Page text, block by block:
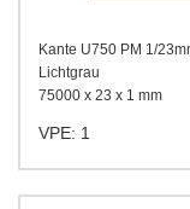
Kante U750 PM 1/
Lichtgrau
75000 x 23 x 1 mm
VPE: 1